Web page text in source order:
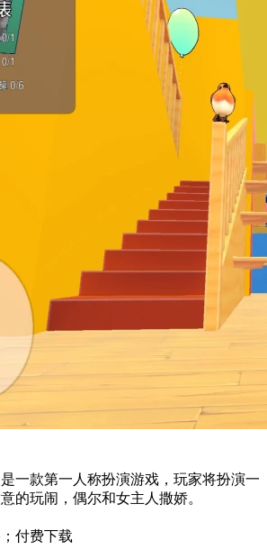
是一款第一人称扮演游戏，玩家将扮演一
的玩闹，偶尔和女主人撒娇。
付费下载